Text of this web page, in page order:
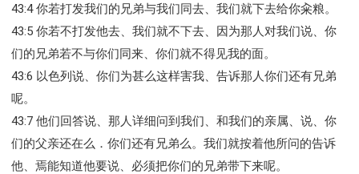
43:4 你若打发我们的兄弟与我们同去、我们就下去给你籴粮。
43:5 你若不打发他去、我们就不下去、因为那人对我们说、你
们的兄弟若不与你们同来、你们就不得见我的面。
43:6 以色列说、你们为甚么这样害我、告诉那人你们还有兄弟
呢。
43:7 他们回答说、那人详细问到我们、和我们的亲属、说、你
们的父亲还在么．你们还有兄弟么。我们就按着他所问的告诉
他、焉能知道他要说、必须把你们的兄弟带下来呢。